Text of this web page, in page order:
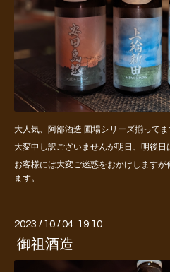
大人気、阿部酒造 圃場シリーズ揃ってま
大変申し訳ございませんが明日、明後日
お客様には大変ご迷惑をおかけします
ます。
2023 / 10 /04 19:10
御祖酒造